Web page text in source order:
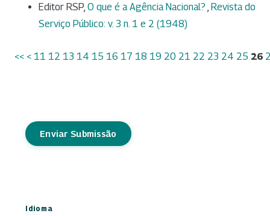
Editor RSP, O que é a Agência Nacional? , Revista do
Serviço Público: v. 3 n. 1 e 2 (1948)
<< < 11 12 13 14 15 16 17 18 19 20 21 22 23 24 25 26
Enviar Submissão
Idioma